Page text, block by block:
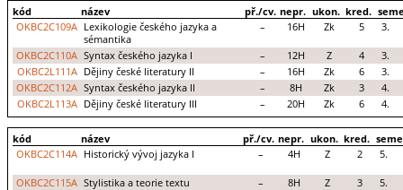
kód název př./cv. nepr. ukon. kred.
OKBC2C109A Lexikologie českého jazyka a
sémantika
– 16H Zk 5 3.
OKBC2C110A Syntax českého jazyka I – 12H Z 4
3.
OKBC2L111A
Dějiny české literatury II – 16H Zk 6
3.
OKBC2C112A Syntax českého jazyka II – 8H Zk 3
4.
OKBC2L113A
Dějiny české literatury III – 20H Zk 6 4.
kód název př./cv. nepr. ukon. kred.
OKBC2C114A Historický vývoj jazyka I – 4H Z 2 5.
OKBC2C115A Stylistika a teorie textu – 8H Z 3 5.